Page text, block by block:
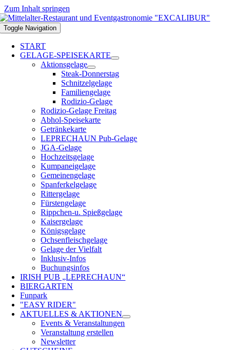
Zum Inhalt springen
Toggle Navigation
START
GELAGE-SPEISEKARTE
Aktionsgelage
Steak-Donnerstag
Schnitzelgelage
Familiengelage
Rodizio-Gelage
Rodizio-Gelage Freitag
Abhol-Speisekarte
Getränkekarte
LEPRECHAUN Pub-Gelage
JGA-Gelage
Hochzeitsgelage
Kumpaneigelage
Gemeinengelage
Spanferkelgelage
Rittergelage
Fürstengelage
Rippchen-u. Spießgelage
Kaisergelage
Königsgelage
Ochsenfleischgelage
Gelage der Vielfalt
Inklusiv-Infos
Buchungsinfos
IRISH PUB „LEPRECHAUN“
BIERGARTEN
Funpark
"EASY RIDER"
AKTUELLES & AKTIONEN
Events & Veranstaltungen
Veranstaltung erstellen
Newsletter